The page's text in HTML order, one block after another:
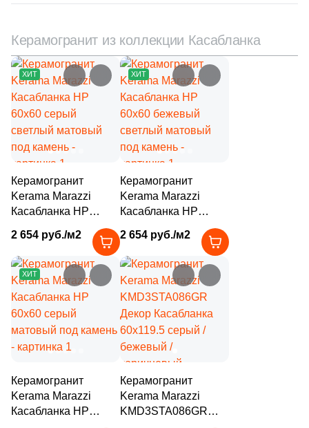
Decocer (16
Decovita (57)
Delacora (302
Diart (4 )
Dogma (
Domino (5)
DualGres (62)
Duna (64)
Dune (82)
Durstone (21)
EM-TILE (5)
669
Edilcuoghi Edilgres (
Edimax Ceramiche Astor (149 )
Керамогранит из коллекции Касабланка
ХИТ
Керамогранит
Kerama Marazzi
Касабланка HP
светлый матовый
под камень
2 654 руб./м2
ХИТ
Керамогранит
Kerama Marazzi
Касабланка HP
светлый матовый
под камень
2 654 руб./м2
ХИТ
Керамогранит
Kerama Marazzi
Касабланка HP
Керамогранит
Kerama Marazzi
KMD3STA086GR